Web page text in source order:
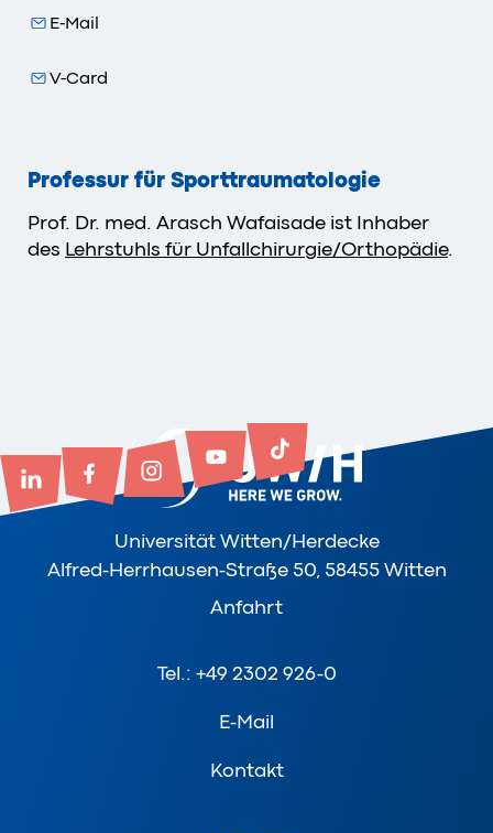
E-Mail
V-Card
Professur für Sporttraumatologie
Prof. Dr. med. Arasch Wafaisade ist Inhaber
des Lehrstuhls für Unfallchirurgie/Orthopädie.
Universität Witten/Herdecke
Alfred-Herrhausen-Straße 50, 58455 Witten
Anfahrt
Tel.: +49 2302 926-0
E-Mail
Kontakt